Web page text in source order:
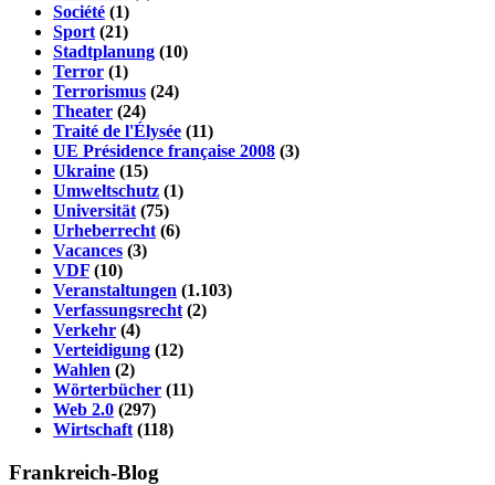
Société (1)
Sport (21)
Stadtplanung (10)
Terror (1)
Terrorismus (24)
Theater (24)
Traité de l'Élysée (11)
UE Présidence française 2008 (3)
Ukraine (15)
Umweltschutz (1)
Universität (75)
Urheberrecht (6)
Vacances (3)
VDF (10)
Veranstaltungen (1.103)
Verfassungsrecht (2)
Verkehr (4)
Verteidigung (12)
Wahlen (2)
Wörterbücher (11)
Web 2.0 (297)
Wirtschaft (118)
Frankreich-Blog